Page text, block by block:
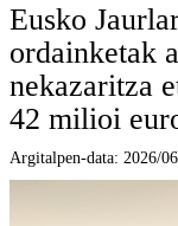
Eusko
ordainketak
nekazaritza
42 milioi
Argitalpen-data: 2026/